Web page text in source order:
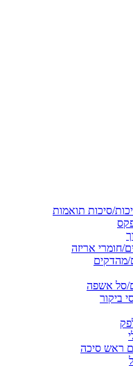
סיכות תואמות
חומרי אריזה
מהדקים
סל אשפה
ביקור
ראש סיכה